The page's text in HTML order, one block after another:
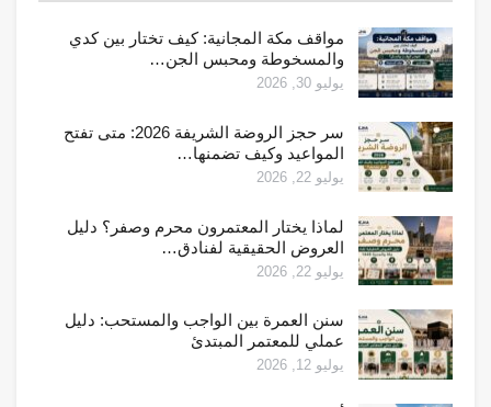
مواقف مكة المجانية: كيف تختار بين كدي
والمسخوطة ومحبس الجن…
يوليو 30, 2026
سر حجز الروضة الشريفة 2026: متى تفتح
المواعيد وكيف تضمنها…
يوليو 22, 2026
لماذا يختار المعتمرون محرم وصفر؟ دليل
العروض الحقيقية لفنادق…
يوليو 22, 2026
سنن العمرة بين الواجب والمستحب: دليل
عملي للمعتمر المبتدئ
يوليو 12, 2026